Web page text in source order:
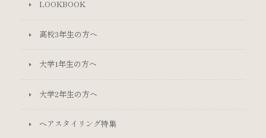
LOOKBOOK
高校3年生の方へ
大学1年生の方へ
大学2年生の方へ
ヘアスタイリング特集